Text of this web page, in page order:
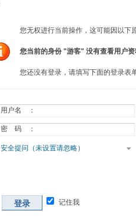
您无权进行当前操作，这可能因以下
您当前的身份 "游客" 没有查看用户
您还没有登录，请填写下面的登录表
用户名 ：
密 码 ：
安全提问（未设置请忽略）
登录 记住我